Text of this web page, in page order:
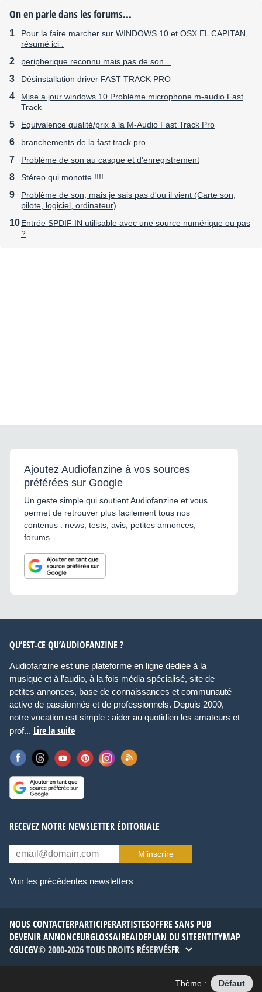
On en parle dans les forums...
Pour la faire marcher sur WINDOWS 10 et OSX EL CAPITAN,
résumé ici :
peripherique reconnu mais pas de son...
Désinstallation driver FAST TRACK PRO
Mise a jour windows 10 Problème microphone m-audio Fast
Track
Equivalence qualité/prix à la M-Audio Fast Track Pro
branchements de la fast track pro
Problème de son au casque et d'enregistrement
Stéreo qui monotte !!!!
Problème de son, mais je sais pas d'ou il vient (Carte son,
pilote, logiciel, ordinateur)
Entrée SPDIF IN utilisable avec une source numérique ou pas
?
Ajoutez Audiofanzine à vos sources
préférées sur Google
Un geste simple qui soutient Audiofanzine et vous
permet de retrouver plus facilement tous nos
contenus : news, tests, avis, petites annonces,
forums...
QU’EST-CE QU’AUDIOFANZINE ?
Audiofanzine est une plateforme en ligne dédiée à la
musique et à l’audio, à la fois média spécialisé, site de
petites annonces, base de connaissances et communauté
active de passionnés et de professionnels. Depuis 2000,
notre vocation est simple : aider au quotidien les amateurs et
prof... Lire la suite
RECEVEZ NOTRE NEWSLETTER ÉDITORIALE
M’inscrire
Voir les précédentes newsletters
NOUS CONTACTERPARTICIPERARTISTESOFFRE SANS PUB
DEVENIR ANNONCEURGLOSSAIREAIDEPLAN DU SITEENTITYMAP
CGUCGV© 2000-2026 TOUS DROITS RÉSERVÉSFR
Thème : Défaut